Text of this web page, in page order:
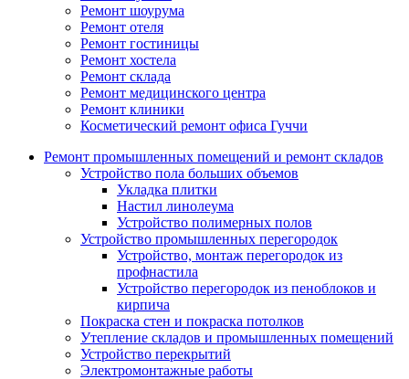
Ремонт шоурума
Ремонт отеля
Ремонт гостиницы
Ремонт хостела
Ремонт склада
Ремонт медицинского центра
Ремонт клиники
Косметический ремонт офиса Гуччи
Ремонт промышленных помещений и ремонт складов
Устройство пола больших объемов
Укладка плитки
Настил линолеума
Устройство полимерных полов
Устройство промышленных перегородок
Устройство, монтаж перегородок из
профнастила
Устройство перегородок из пеноблоков и
кирпича
Покраска стен и покраска потолков
Утепление складов и промышленных помещений
Устройство перекрытий
Электромонтажные работы